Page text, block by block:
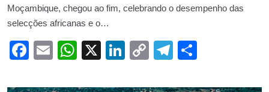
Moçambique, chegou ao fim, celebrando o desempenho das
selecções africanas e o…
Facebook
EmailWhatsApp
X LinkedIn
CopyTelegram